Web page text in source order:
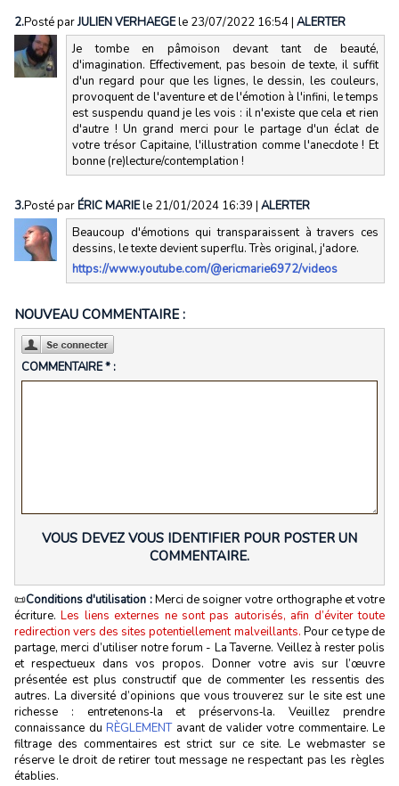
2.Posté parJULIEN VERHAEGEle 23/07/2022 16:54| ALERTER
Je tombe en pâmoison devant tant de beauté,
d'imagination. Effectivement, pas besoin de texte, il suffit
d'un regard pour que les lignes, le dessin, les couleurs,
provoquent de l'aventure et de l'émotion à l'infini, le temps
est suspendu quand je les vois : il n'existe que cela et rien
d'autre ! Un grand merci pour le partage d'un éclat de
votre trésor Capitaine, l'illustration comme l'anecdote ! Et
bonne (re)lecture/contemplation !
3.Posté parÉRIC MARIEle 21/01/2024 16:39 | ALERTER
Beaucoup d'émotions qui transparaissent à travers ces
dessins, le texte devient superflu. Très original, j'adore.
https://www.youtube.com/@ericmarie6972/videos
NOUVEAU COMMENTAIRE :
COMMENTAIRE * :
VOUS DEVEZ VOUS IDENTIFIER POUR POSTER UN
COMMENTAIRE.
📜Conditions d'utilisation :Merci de soigner votre orthographe et votre
écriture.Les liens externes ne sont pas autorisés, afin d’éviter toute
redirection vers des sites potentiellement malveillants. Pour ce type de
partage, merci d’utiliser notre forum - La Taverne. Veillez à rester polis
et respectueux dans vos propos. Donner votre avis sur l’œuvre
présentée est plus constructif que de commenter les ressentis des
autres. La diversité d’opinions que vous trouverez sur le site est une
richesse : entretenons‑la et préservons‑la. Veuillez prendre
connaissance du RÈGLEMENTavant de valider votre commentaire. Le
filtrage des commentaires est strict sur ce site. Le webmaster se
réserve le droit de retirer tout message ne respectant pas les règles
établies.